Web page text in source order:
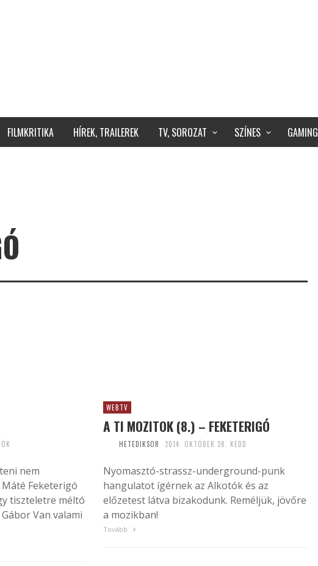
FILMKRITIKA HÍREK, TRAILEREK TV, SOROZAT SZÍNES GAMING
nem
Feketerigó
tiszteletre méltó
Van valami
WEBTV
A TI MOZITOK (8.) – FEKETERIGÓ
HETEDIKSOR 2014. OKTÓBER 28. KEDD
Nyomasztó-strassz-underground-punk
hangulatot ígérnek az Alkotók és az
előzetest látva bizakodunk. Reméljük, jövőre
a mozikban!
Tovább